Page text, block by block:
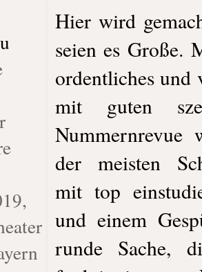
Hier wird
seien es Große.
ordentliches und
mit guten
Nummernrevue
der meisten
mit top
und einem
runde Sache,